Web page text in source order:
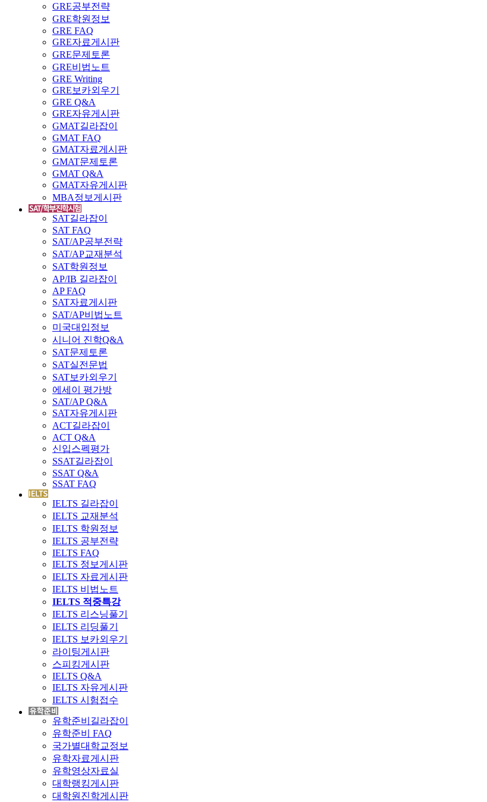
GRE공부전략
GRE학원정보
GRE FAQ
GRE자료게시판
GRE문제토론
GRE비법노트
GRE Writing
GRE보카외우기
GRE Q&A
GRE자유게시판
GMAT길라잡이
GMAT FAQ
GMAT자료게시판
GMAT문제토론
GMAT Q&A
GMAT자유게시판
MBA정보게시판
SAT길라잡이
SAT FAQ
SAT/AP공부전략
SAT/AP교재분석
SAT학원정보
AP/IB 길라잡이
AP FAQ
SAT자료게시판
SAT/AP비법노트
미국대입정보
시니어 진학Q&A
SAT문제토론
SAT실전문법
SAT보카외우기
에세이 평가방
SAT/AP Q&A
SAT자유게시판
ACT길라잡이
ACT Q&A
신입스펙평가
SSAT길라잡이
SSAT Q&A
SSAT FAQ
IELTS 길라잡이
IELTS 교재분석
IELTS 학원정보
IELTS 공부전략
IELTS FAQ
IELTS 정보게시판
IELTS 자료게시판
IELTS 비법노트
IELTS 적중특강
IELTS 리스닝풀기
IELTS 리딩풀기
IELTS 보카외우기
라이팅게시판
스피킹게시판
IELTS Q&A
IELTS 자유게시판
IELTS 시험접수
유학준비길라잡이
유학준비 FAQ
국가별대학교정보
유학자료게시판
유학영상자료실
대학랭킹게시판
대학원진학게시판